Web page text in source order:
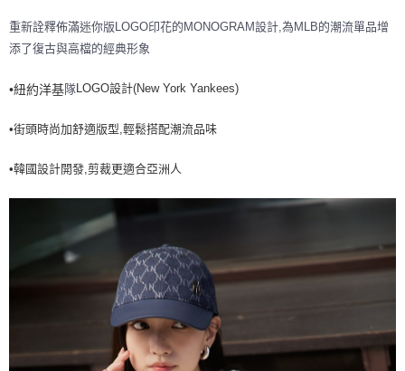
7-11取貨付款<未取貨列黑名單/不支援離島取退>
每筆NT$60，滿NT$499(含以上)免運費
宅配滿699免運
重新詮釋佈滿迷你版LOGO印花的MONOGRAM設計,為MLB的潮流單品增
添了復古與高檔的經典形象
•紐約洋基隊LOGO設計(New York Yankees)
•街頭時尚加舒適版型,輕鬆搭配潮流品味
•韓國設計開發,剪裁更適合亞洲人